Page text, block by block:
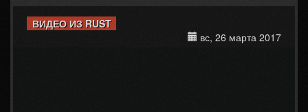
ВИДЕО ИЗ RUST
вс, 26 марта 2017